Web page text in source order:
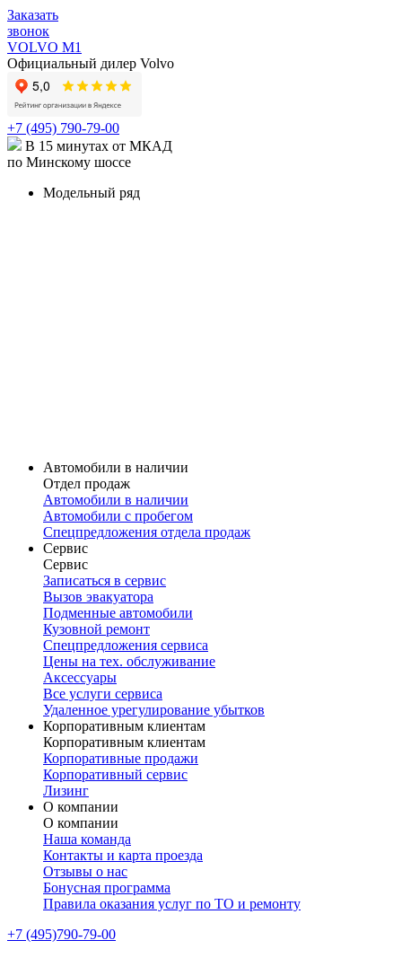
Заказать
звонок
VOLVO M1
Официальный дилер Volvo
+7 (495) 790-79-00
В 15 минутах от МКАД
по Минскому шоссе
Модельный ряд
Автомобили в наличии
Отдел продаж
Автомобили в наличии
Автомобили с пробегом
Спецпредложения отдела продаж
Сервис
Сервис
Записаться в сервис
Вызов эвакуатора
Подменные автомобили
Кузовной ремонт
Спецпредложения сервиса
Цены на тех. обслуживание
Аксессуары
Все услуги сервиса
Удаленное урегулирование убытков
Корпоративным клиентам
Корпоративным клиентам
Корпоративные продажи
Корпоративный сервис
Лизинг
О компании
О компании
Наша команда
Контакты и карта проезда
Отзывы о нас
Бонусная программа
Правила оказания услуг по ТО и ремонту
+7 (495)790-79-00